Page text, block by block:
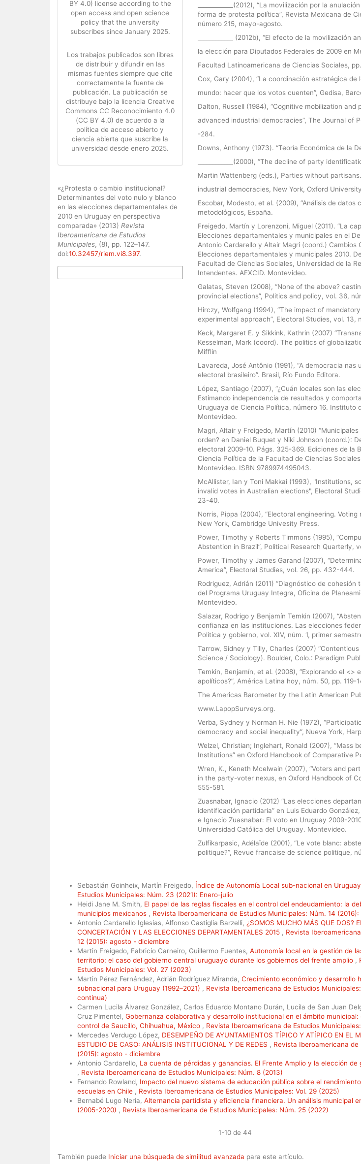
BY 4.0) license according to the
open access and open science
policy that the university
subscribes since January 2025.
Los trabajos publicados son libres
de distribuir y difundir en las
mismas fuentes siempre que cite
correctamente la fuente de
publicación. La publicación se
distribuye bajo la licencia Creative
Commons CC Reconocimiento 4.0
(CC BY 4.0) de acuerdo a la
política de acceso abierto y
ciencia abierta que suscribe la
universidad desde enero 2025.
«¿Protesta o cambio institucional?
Determinantes del voto nulo y blanco
en las elecciones departamentales de
2010 en Uruguay en perspectiva
comparada» (2013) Revista
Iberoamericana de Estudios
Municipales, (8), pp. 122–147.
doi:10.32457/riem.vi8.397.
____________(2012), “La movilización por la
forma de protesta política”, Revista Mexicana de
número 215, mayo-agosto.
____________ (2012b), “El efecto de la movilización
la elección para Diputados Federales de 2009 en
Facultad Latinoamericana de Ciencias Sociales,
Cox, Gary (2004), “La coordinación estratégica de
mundo: hacer que los votos cuenten”, Gedisa,
Dalton, Russell (1984), “Cognitive mobilization and
advanced industrial democracies”, The Journal of
-284.
Downs, Anthony (1973). “Teoría Económica de la
____________(2000), “The decline of party
Martin Wattenberg (eds.), Parties without
industrial democracies, New York, Oxford
Escobar, Modesto, et al. (2009), “Análisis de datos
metodológicos, España.
Freigedo, Martín y Lorenzoni, Miguel (2011). “La
Elecciones departamentales y municipales en el
Antonio Cardarello y Altair Magri (coord.) Cambios
Elecciones departamentales y municipales 2010.
Facultad de Ciencias Sociales, Universidad de la
Intendentes. AEXCID. Montevideo.
Galatas, Steven (2008), “None of the above?
provincial elections”, Politics and policy, vol. 36,
Hirczy, Wolfgang (1994), “The impact of
experimental approach”, Electoral Studies, vol. 13,
Keck, Margaret E. y Sikkink, Kathrin (2007)
Kesselman, Mark (coord). The politics of
Mifflin
Lavareda, José Antônio (1991), “A democracia
electoral brasileiro”. Brasil, Río Fundo Editora.
López, Santiago (2007), “¿Cuán locales son las
Estimando independencia de resultados y
Uruguaya de Ciencia Política, número 16. Instituto
Montevideo.
Magri, Altair y Freigedo, Martín (2010)
orden? en Daniel Buquet y Niki Johnson (coord.):
electoral 2009-10. Págs. 325-369. Ediciones de la
Ciencia Política de la Facultad de Ciencias
Montevideo. ISBN 9789974495043.
McAllister, Ian y Toni Makkai (1993), "Institutions,
invalid votes in Australian elections", Electoral
23-40.
Norris, Pippa (2004), “Electoral engineering. Voting
New York, Cambridge Univesity Press.
Power, Timothy y Roberts Timmons (1995),
Abstention in Brazil”, Political Research Quarterly,
Power, Timothy y James Garand (2007),
America”, Electoral Studies, vol. 26, pp. 432-444.
Rodriguez, Adrián (2011) “Diagnóstico de
del Programa Uruguay Integra, Oficina de
Montevideo.
Salazar, Rodrigo y Benjamín Temkin (2007),
confianza en las instituciones. Las elecciones
Política y gobierno, vol. XIV, núm. 1, primer
Tarrow, Sidney y Tilly, Charles (2007)
Science / Sociology). Boulder, Colo.: Paradigm
Temkin, Benjamín, et al. (2008), “Explorando el <>
apolíticos?”, América Latina hoy, núm. 50, pp. 119-
The Americas Barometer by the Latin American
www.LapopSurveys.org.
Verba, Sydney y Norman H. Nie (1972),
democracy and social inequality”, Nueva York,
Welzel, Christian; Inglehart, Ronald (2007), “Mass
Institutions” en Oxford Handbook of Comparative
Wren, K., Keneth Mcelwain (2007), “Voters and
in the party-voter nexus, en Oxford Handbook of
555-581.
Zuasnabar, Ignacio (2012) “Las elecciones
identificación partidaria” en Luis Eduardo
e Ignacio Zuasnabar: El voto en Uruguay 2009-
Universidad Católica del Uruguay. Montevideo.
Zulfikarpasic, Adélaïde (2001), “Le vote blanc:
politique?”, Revue francaise de science politique,
Sebastián Goinheix, Martín Freigedo, Índice de Autonomía Local sub-nacional en Uruguay
Estudios Municipales: Núm. 23 (2021): Enero-julio
Heidi Jane M. Smith, El papel de las reglas fiscales en el control del endeudamiento: la
municipios mexicanos , Revista Iberoamericana de Estudios Municipales: Núm. 14
Antonio Cardarello Iglesias, Alfonso Castiglia Barzelli, ¿SOMOS MUCHO MÁS QUE DOS?
CONCERTACIÓN Y LAS ELECCIONES DEPARTAMENTALES 2015 , Revista
12 (2015): agosto - diciembre
Martin Freigedo, Fabricio Carneiro, Guillermo Fuentes, Autonomía local en la gestión de
territorio: el caso del gobierno central uruguayo durante los gobiernos del frente amplio ,
Estudios Municipales: Vol. 27 (2023)
Martin Pérez Fernández, Adrián Rodríguez Miranda, Crecimiento económico y desarrollo
subnacional para Uruguay (1992–2021) , Revista Iberoamericana de Estudios
continua)
Carmen Lucila Álvarez González, Carlos Eduardo Montano Durán, Lucila de San Juan
Cruz Pimentel, Gobernanza colaborativa y desarrollo institucional en el ámbito
control de Saucillo, Chihuahua, México , Revista Iberoamericana de Estudios
Mercedes Verdugo López, DESEMPEÑO DE AYUNTAMIENTOS TÍPICO Y ATÍPICO EN EL
ESTUDIO DE CASO: ANÁLISIS INSTITUCIONAL Y DE REDES , Revista Iberoamericana de
(2015): agosto - diciembre
Antonio Cardarello, La cuenta de pérdidas y ganancias. El Frente Amplio y la elección de
, Revista Iberoamericana de Estudios Municipales: Núm. 8 (2013)
Fernando Rowland, Impacto del nuevo sistema de educación pública sobre el
escuelas en Chile , Revista Iberoamericana de Estudios Municipales: Vol. 29 (2025)
Bernabé Lugo Neria, Alternancia partidista y eficiencia financiera. Un análisis municipal
(2005-2020) , Revista Iberoamericana de Estudios Municipales: Núm. 25 (2022)
1-10 de 44
También puede Iniciar una búsqueda de similitud avanzada para este artículo.